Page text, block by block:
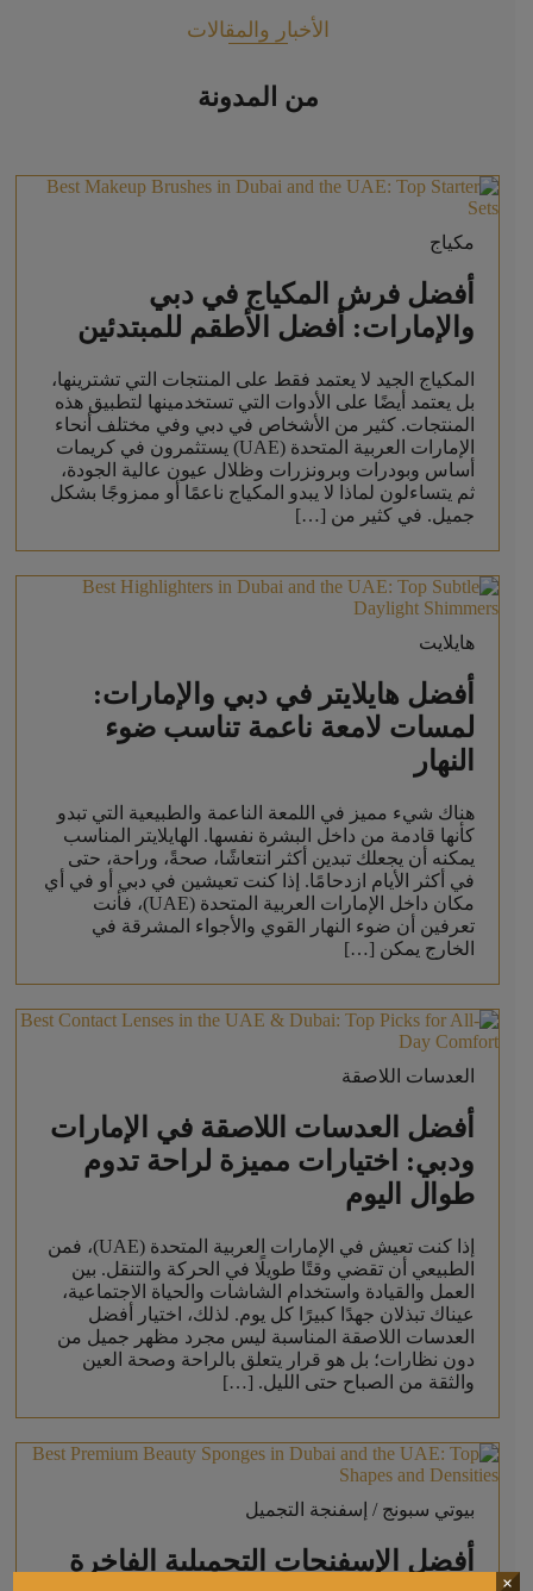
الأخبار والمقالات
من المدونة
مكياج
أفضل فرش المكياج في دبي
والإمارات: أفضل الأطقم للمبتدئين
المكياج الجيد لا يعتمد فقط على المنتجات التي تشترينها،
بل يعتمد أيضًا على الأدوات التي تستخدمينها لتطبيق هذه
المنتجات. كثير من الأشخاص في دبي وفي مختلف أنحاء
الإمارات العربية المتحدة (UAE) يستثمرون في كريمات
أساس وبودرات وبرونزرات وظلال عيون عالية الجودة،
ثم يتساءلون لماذا لا يبدو المكياج ناعمًا أو ممزوجًا بشكل
جميل. في كثير من […]
هايلايت
أفضل هايلايتر في دبي والإمارات:
لمسات لامعة ناعمة تناسب ضوء
النهار
هناك شيء مميز في اللمعة الناعمة والطبيعية التي تبدو
كأنها قادمة من داخل البشرة نفسها. الهايلايتر المناسب
يمكنه أن يجعلك تبدين أكثر انتعاشًا، صحةً، وراحة، حتى
في أكثر الأيام ازدحامًا. إذا كنت تعيشين في دبي أو في أي
مكان داخل الإمارات العربية المتحدة (UAE)، فأنت
تعرفين أن ضوء النهار القوي والأجواء المشرقة في
الخارج يمكن […]
العدسات اللاصقة
أفضل العدسات اللاصقة في الإمارات
ودبي: اختيارات مميزة لراحة تدوم
طوال اليوم
إذا كنت تعيش في الإمارات العربية المتحدة (UAE)، فمن
الطبيعي أن تقضي وقتًا طويلًا في الحركة والتنقل. بين
العمل والقيادة واستخدام الشاشات والحياة الاجتماعية،
عيناك تبذلان جهدًا كبيرًا كل يوم. لذلك، اختيار أفضل
العدسات اللاصقة المناسبة ليس مجرد مظهر جميل من
دون نظارات؛ بل هو قرار يتعلق بالراحة وصحة العين
والثقة من الصباح حتى الليل. […]
بيوتي سبونج / إسفنجة التجميل
أفضل الإسفنجات التجميلية الفاخرة
×